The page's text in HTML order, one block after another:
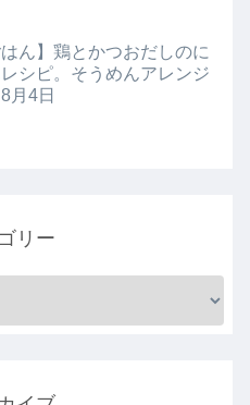
はん】鶏とかつおだしのに
シピ。そうめんアレンジ
月4日
リー